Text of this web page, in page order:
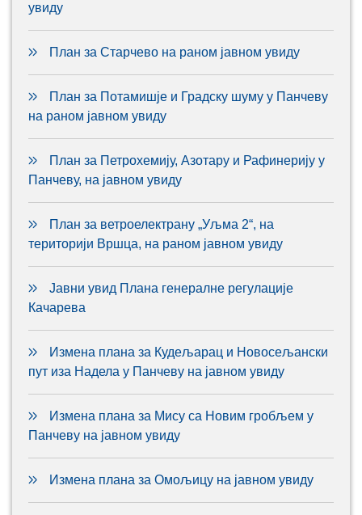
увиду
План за Старчево на раном јавном увиду
План за Потамишје и Градску шуму у Панчеву
на раном јавном увиду
План за Петрохемију, Азотару и Рафинерију у
Панчеву, на јавном увиду
План за ветроелектрану „Уљма 2“, на
територији Вршца, на раном јавном увиду
Јавни увид Плана генералне регулације
Качарева
Измена плана за Кудељарац и Новосељански
пут иза Надела у Панчеву на јавном увиду
Измена плана за Мису са Новим гробљем у
Панчеву на јавном увиду
Измена плана за Омољицу на јавном увиду